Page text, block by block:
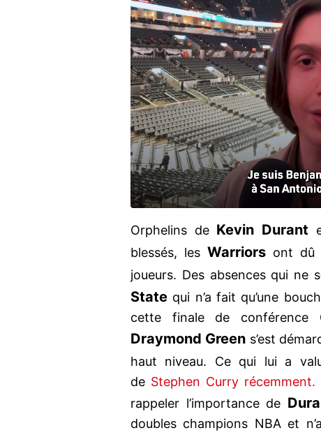
Orphelins de Kevin Durant
blessés, les Warriors ont dû
joueurs. Des absences qui ne
State qui n’a fait qu’une
cette finale de conférence
Draymond Green s’est
haut niveau. Ce qui lui a
de Stephen Curry récemment.
rappeler l’importance de
doubles champions NBA et